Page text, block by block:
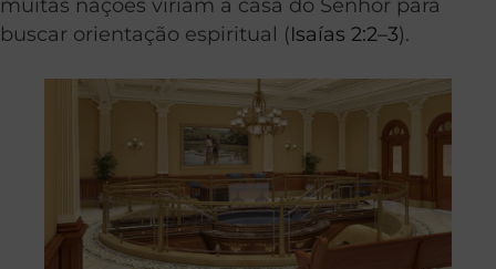
muitas nações viriam à casa do Senhor para
buscar orientação espiritual (Isaías 2:2–3).